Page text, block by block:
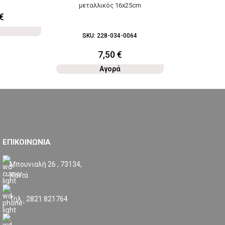
μεταλλικός 16x25cm
SKU: 228-034-0064
7,50€
Αγορά
ΕΠΙΚΟΙΝΩΝΙΑ
Μπουνιαλή 26 , 73134,
Χανιά
Τηλ.: 2821 821764